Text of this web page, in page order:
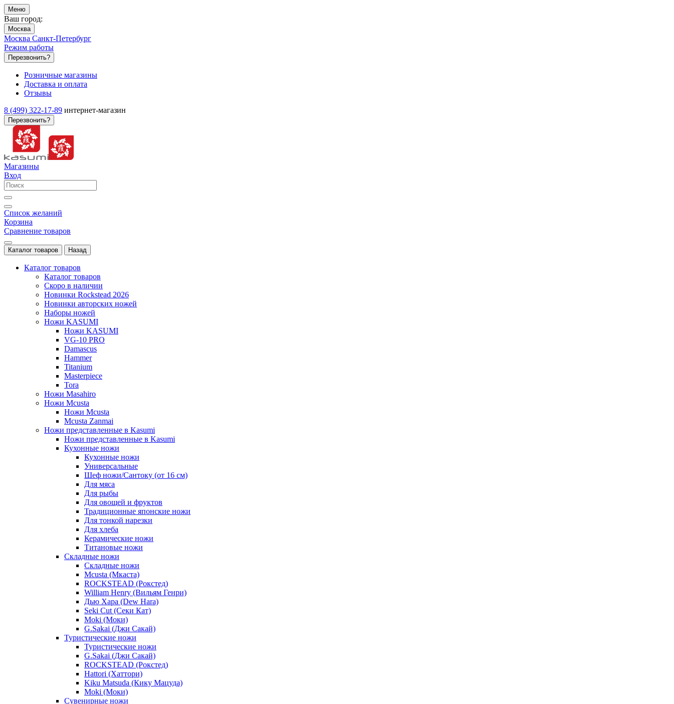
Меню
Ваш город:
Москва
Москва Санкт-Петербург
Режим работы
Перезвонить?
Розничные магазины
Доставка и оплата
Отзывы
8 (499) 322-17-89 интернет-магазин
Перезвонить?
Магазины
Вход
Список желаний
Корзина
Сравнение товаров
Каталог товаров Назад
Каталог товаров
Каталог товаров
Скоро в наличии
Новинки Rockstead 2026
Новинки авторских ножей
Наборы ножей
Ножи KASUMI
Ножи KASUMI
VG-10 PRO
Damascus
Hammer
Titanium
Masterpiece
Tora
Ножи Masahiro
Ножи Mcusta
Ножи Mcusta
Mcusta Zanmai
Ножи представленные в Kasumi
Ножи представленные в Kasumi
Кухонные ножи
Кухонные ножи
Универсальные
Шеф ножи/Сантоку (от 16 см)
Для мяса
Для рыбы
Для овощей и фруктов
Традиционные японские ножи
Для тонкой нарезки
Для хлеба
Керамические ножи
Титановые ножи
Складные ножи
Складные ножи
Mcusta (Мкаста)
ROCKSTEAD (Рокстед)
William Henry (Вильям Генри)
Дью Хара (Dew Hara)
Seki Cut (Секи Кат)
Moki (Моки)
G.Sakai (Джи Сакай)
Туристические ножи
Туристические ножи
G.Sakai (Джи Сакай)
ROCKSTEAD (Рокстед)
Hattori (Хаттори)
Kiku Matsuda (Кику Мацуда)
Moki (Моки)
Сувенирные ножи